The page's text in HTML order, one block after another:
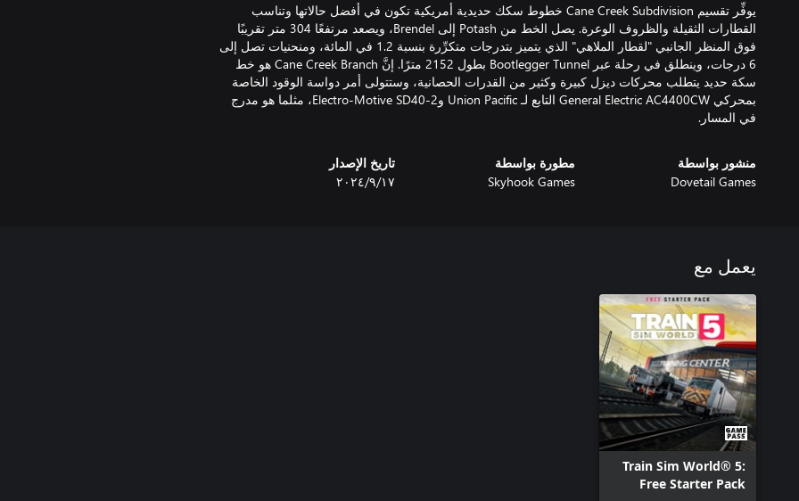
يوفِّر تقسيم Cane Creek Subdivision خطوط سكك حديدية أمريكية تكون في أفضل حالاتها وتناسب
القطارات الثقيلة والظروف الوعرة. يصل الخط من Potash إلى Brendel، ويصعد مرتفعًا 304 متر تقريبًا
فوق المنظر الجانبي "لقطار الملاهي" الذي يتميز بتدرجات متكرِّرة بنسبة 1.2 في المائة، ومنحنيات تصل إلى
6 درجات، وينطلق في رحلة عبر Bootlegger Tunnel بطول 2152 مترًا. إنَّ Cane Creek Branch هو خط
سكة حديد يتطلب محركات ديزل كبيرة وكثير من القدرات الحصانية، وستتولى أمر دواسة الوقود الخاصة
بمحركي General Electric AC4400CW التابع لـ Union Pacific وElectro-Motive SD40-2، مثلما هو مدرج
في المسار.
منشور بواسطة
Dovetail Games
مطورة بواسطة
Skyhook Games
تاريخ الإصدار
١٧‏/٩‏/٢٠٢٤
يعمل مع
Train Sim World® 5:
Free Starter Pack